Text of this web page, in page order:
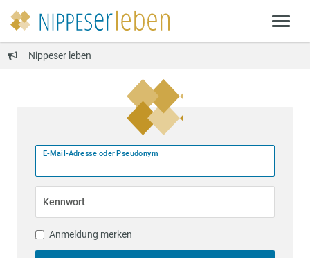
Nippeser leben
E-Mail-Adresse oder Pseudonym
Kennwort
Anmeldung merken